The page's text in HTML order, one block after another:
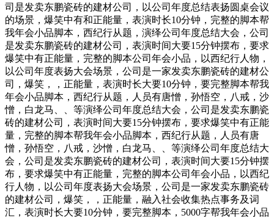
司是发卖东鹏瓷砖的建材公司，以公司年度总结表扬圆桌会议
的场景，爆笑中有和正能量，表演时长10分钟，完整的脚本帮
我年会小品脚本，西纪行从题，演绎公司年度总结大会，公司
是发卖东鹏瓷砖的建材公司，表演时间大要15分钟摆布，要求
爆笑中有正能量，完整的脚本公司年会小品，以西纪行人物，
以公司年度表扬大会场景，公司是一家发卖东鹏瓷砖的建材公
司，爆笑，，正能量，表演时长大要10分钟，要完整脚本帮我
年会小品脚本，西纪行从题，人员有唐憎，孙悟空，八戒，沙
憎，白龙马、、等演绎公司年度总结大会，公司是发卖东鹏瓷
砖的建材公司，表演时间大要15分钟摆布，要求爆笑中有正能
量，完整的脚本帮我年会小品脚本，西纪行从题，人员有唐
憎，孙悟空，八戒，沙憎，白龙马、、等演绎公司年度总结大
会，公司是发卖东鹏瓷砖的建材公司，表演时间大要15分钟摆
布，要求爆笑中有正能量，完整的脚本公司年会小品，以西纪
行人物，以公司年度表扬大会场景，公司是一家发卖东鹏瓷砖
的建材公司，爆笑，，正能量，融入社会收集热点事务及词
汇，表演时长大要10分钟，要完整脚本，5000字帮我年会小品